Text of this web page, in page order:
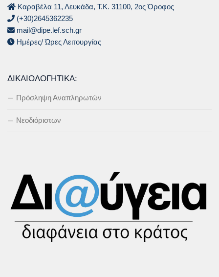
Καραβέλα 11, Λευκάδα, Τ.Κ. 31100, 2ος Όροφος
(+30)2645362235
mail@dipe.lef.sch.gr
Ημέρες/ Ώρες Λειτουργίας
ΔΙΚΑΙΟΛΟΓΗΤΙΚΆ:
Πρόσληψη Αναπληρωτών
Νεοδιόριστων